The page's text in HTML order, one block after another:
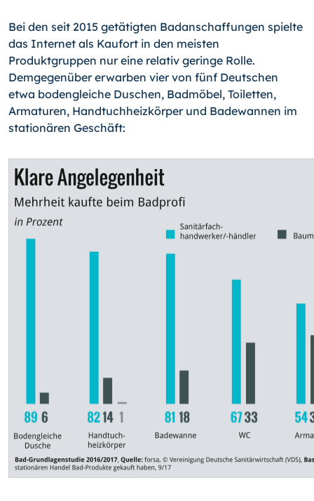
Bei den seit 2015 getätigten Badanschaffungen spielte
das Internet als Kaufort in den meisten
Produktgruppen nur eine relativ geringe Rolle.
Demgegenüber erwarben vier von fünf Deutschen
etwa bodengleiche Duschen, Badmöbel, Toiletten,
Armaturen, Handtuchheizkörper und Badewannen im
stationären Geschäft: